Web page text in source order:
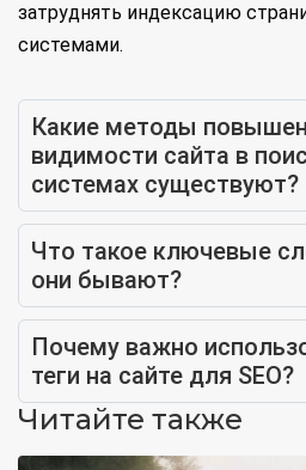
затруднять индексацию
системами.
Какие методы
видимости сайта в
системах существуют?
Что такое ключевые
они бывают?
Почему важно
теги на сайте для SEO?
Читайте также